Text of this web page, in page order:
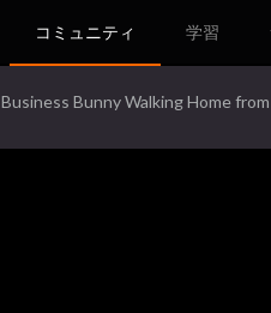
コミュニティ 学習
Business Bunny Walking Home